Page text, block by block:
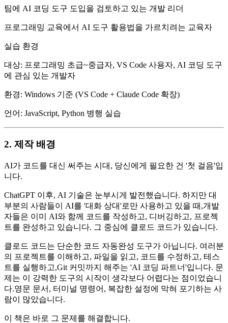
팀에 AI 코딩 도구 도입을 검토하고 있는 개발 리더
프로그래밍 교육에서 AI 도구 활용법을 가르치려는 교육자
실습 환경
대상: 프로그래밍 초급~중급자, VS Code 사용자, AI 코딩 도구
에 관심 있는 개발자
환경: Windows 기준 (VS Code + Claude Code 확장)
언어: JavaScript, Python 병행 실습
2. 제작 배경
AI가 코드를 대신 써주는 시대, 당신에게 필요한 건 '첫 걸음'입
니다.
ChatGPT 이후, AI 기술은 눈부시게 발전했습니다. 하지만 대
부분의 사람들이 AI를 '대화 상대'로만 사용하고 있을 때,개발
자들은 이미 AI와 함께 코드를 작성하고, 디버깅하고, 프로젝
트를 완성하고 있습니다. 그 중심에 클로드 코드가 있습니다.
클로드 코드는 단순한 코드 자동완성 도구가 아닙니다. 여러분
의 프로젝트를 이해하고, 파일을 읽고, 코드를 수정하고, 테스
트를 실행하고,Git 커밋까지 해주는 'AI 코딩 파트너'입니다. 문
제는 이 강력한 도구의 시작이 생각보다 어렵다는 점이었습니
다.영문 문서, 터미널 명령어, 복잡한 설정에 막혀 포기하는 사
람이 많았습니다.
이 책은 바로 그 문제를 해결합니다.